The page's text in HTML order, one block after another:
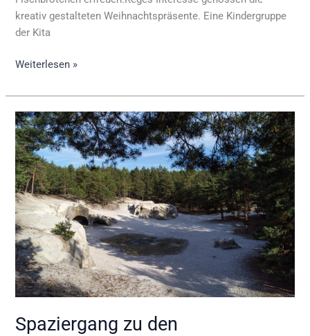
kreativ gestalteten Weihnachtspräsente. Eine Kindergruppe
der Kita
Weiterlesen »
Spaziergang zu den
Spaziergang
zu
den
Sandsteinhöhlen
bei
Blankenburg